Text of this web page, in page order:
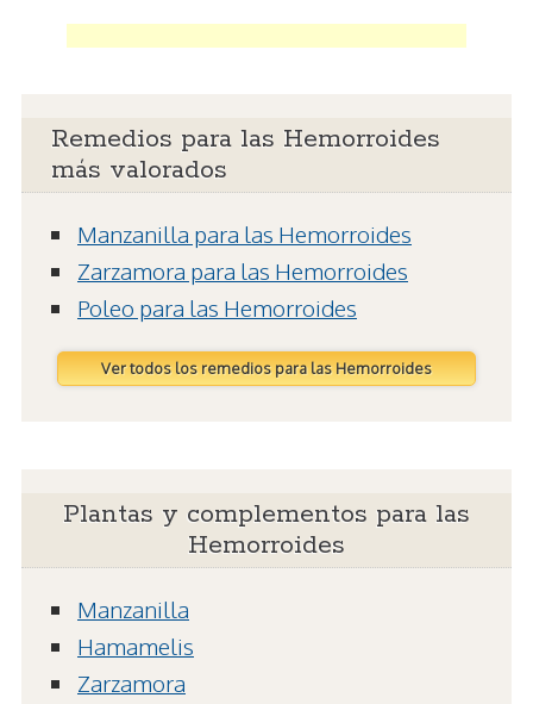
Remedios para las Hemorroides
más valorados
Manzanilla para las Hemorroides
Zarzamora para las Hemorroides
Poleo para las Hemorroides
Ver todos los remedios para las Hemorroides
Plantas y complementos para las
Hemorroides
Manzanilla
Hamamelis
Zarzamora